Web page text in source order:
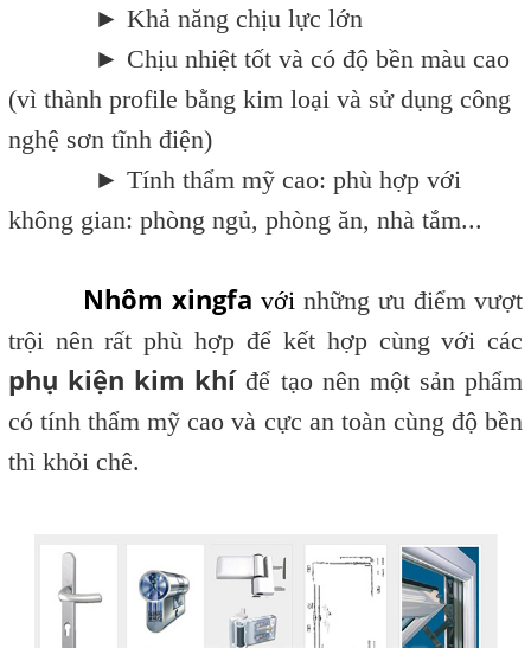
► Khả năng chịu lực lớn
► Chịu nhiệt tốt và có độ bền màu cao
(vì thành profile bằng kim loại và sử dụng công
nghệ sơn tĩnh điện)
► Tính thẩm mỹ cao: phù hợp với
không gian: phòng ngủ, phòng ăn, nhà tắm...
Nhôm xingfa vớinhững ưu điểm vượt
trội nên rất phù hợp để kết hợp cùng với các
phụ kiện kim khíđể tạo nên một sản phẩm
có tính thẩm mỹ cao và cực an toàn cùng độ bền
thì khỏi chê.